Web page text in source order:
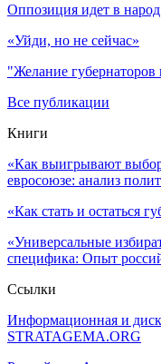
Оппозиция идет в народ
«Уйди, но не сейчас»
"Желание губернаторов
Все публикации
Книги
«Как выигрывают
евросоюзе: анализ
«Как стать и остаться
«Универсальные
специфика: Опыт
Ссылки
Информационная и
STRATAGEMA.ORG